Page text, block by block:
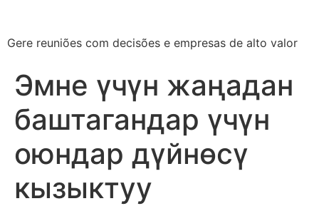
Gere reuniões com decisões e empresas de alto valor
Эмне үчүн жаңадан
баштагандар үчүн
оюндар дүйнөсү
кызыктуу